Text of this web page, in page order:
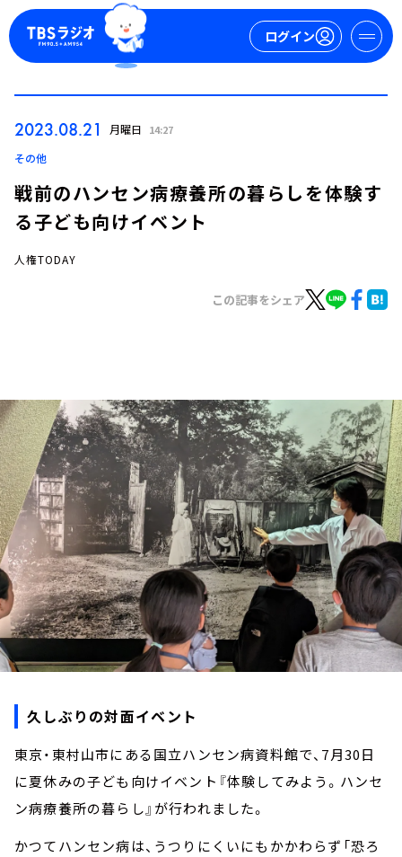
ログイン
お知らせ
イベント・グッズ
YouTube
会社情報
2023.08.21 月曜日 14:27
その他
戦前のハンセン病療養所の暮らしを体験す
る子ども向けイベント
人権TODAY
この記事をシェア
久しぶりの対面イベント
東京・東村山市にある国立ハンセン病資料館で、7月30日
に夏休みの子ども向けイベント『体験してみよう。ハンセ
ン病療養所の暮らし』が行われました。
かつてハンセン病は、うつりにくいにもかかわらず「恐ろ